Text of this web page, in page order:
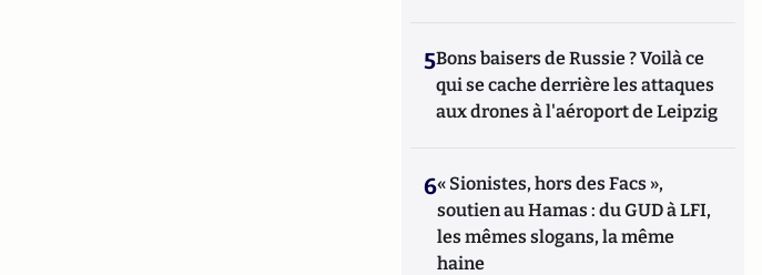
5Bons baisers de Russie ? Voilà ce
qui se cache derrière les attaques
aux drones à l'aéroport de Leipzig
6« Sionistes, hors des Facs »,
soutien au Hamas : du GUD à LFI,
les mêmes slogans, la même
haine